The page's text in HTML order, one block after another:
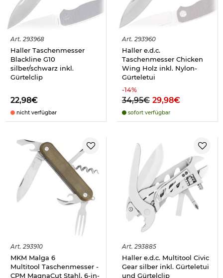
Art. 293968
Haller Taschenmesser
Blackline G10
silber/schwarz inkl.
Gürtelclip
22,98€
nicht verfügbar
Art. 293960
Haller e.d.c.
Taschenmesser Chicken
Wing Holz inkl. Nylon-
Gürteletui
-14%
34,95€ 29,98€
sofort verfügbar
Art. 293910
MKM Malga 6
Multitool Taschenmesser -
CPM MagnaCut Stahl, 6-in-
Art. 293885
Haller e.d.c. Multitool Civic
Gear silber inkl. Gürteletui
und Gürtelclip